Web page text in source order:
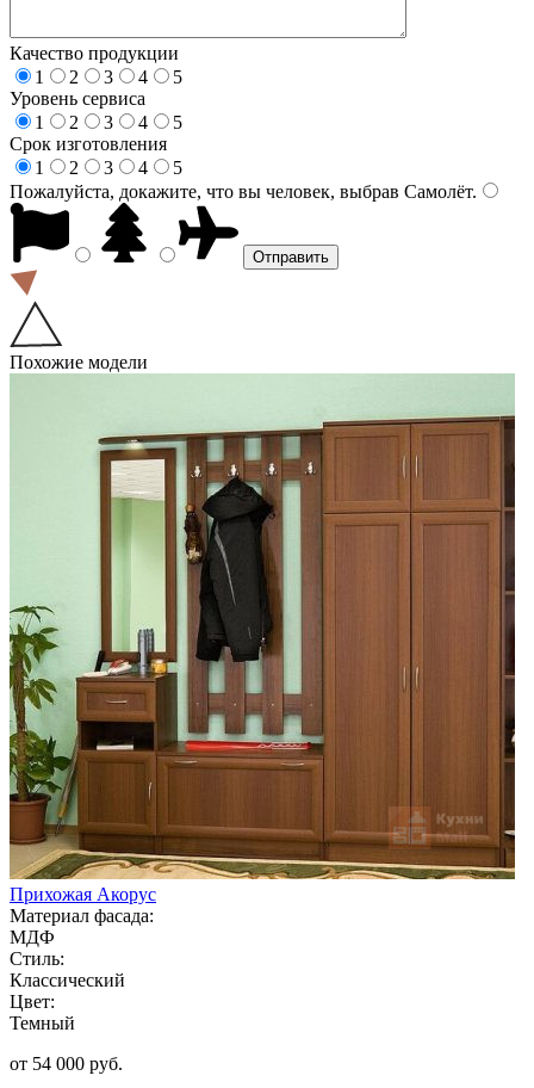
Качество продукции
1
2 3 4
5
Уровень сервиса
1
2 3 4
5
Срок изготовления
1
2 3 4
5
Пожалуйста, докажите, что вы человек, выбрав Самолёт.
Похожие модели
Прихожая Акорус
Материал фасада:
МДФ
Стиль:
Классический
Цвет:
Темный
от 54 000 руб.